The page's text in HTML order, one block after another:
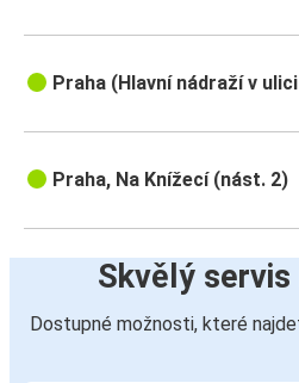
Praha (Hlavní nádraží v
Praha, Na Knížecí (nást. 2)
Skvělý servis
Dostupné možnosti, které